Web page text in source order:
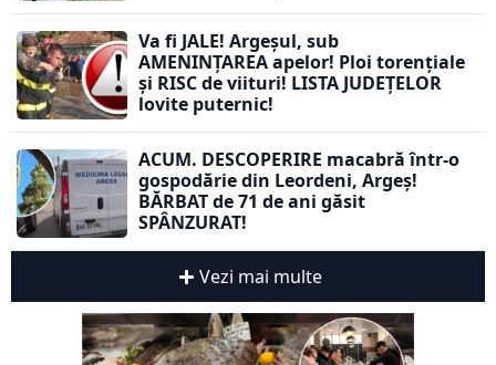
Va fi JALE! Argeșul, sub
AMENINȚAREA apelor! Ploi torențiale
și RISC de viituri! LISTA JUDEȚELOR
lovite puternic!
ACUM. DESCOPERIRE macabră într-o
gospodărie din Leordeni, Argeș!
BĂRBAT de 71 de ani găsit
SPÂNZURAT!
Vezi mai multe